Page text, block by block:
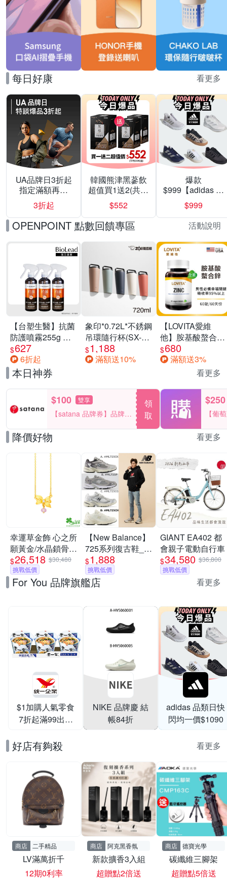
每日好康 看更多
UA品牌日3折起
指定滿額再折
200
3折起
韓國熊津黑蔘飲
超值買1送2(共24
入組)
$552
爆款
$999【adidas 愛
迪達】男/女 精選
運動鞋休閒鞋 任
選均一價
$999
OPENPOINT 點數回饋專區 活動說明
【台塑生醫】抗菌
防護噴霧255g 三
入組
$627
6折起
象印*0.72L*不銹鋼
吊環隨行杯(SX-
LA72H)
$1,188
滿額送10%
【LOVITA愛維
他】胺基酸螯合鋅
x2瓶30mg素食錠
(鋅錠)
$680
滿額送3%
本日神券 看更多
$100 雙享
【satana 品牌券】品牌週
一件折$100
領
取
$250
【葡
品滿
降價好物 看更多
幸運草金飾 心之所
願黃金/水晶鎖骨項
鍊
$26,518 $30,480
挑戰低價
【New Balance】
725系列復古鞋_中
性_多款任選
(ML725CK/ML725P/ML725CG/
(Y購/網路獨家)
$1,888
挑戰低價
GIANT EA402 都
會親子電動自行車
$34,580 $36,800
挑戰低價
For You 品牌旗艦店 看更多
$1加購人氣零食
7折起滿99出貨
NIKE 品牌慶 結
帳84折
adidas 品類日快
閃均一價$1090
好店有夠殺 看更多
商店 二手精品
LV滿萬折千
12期0利率
商店 阿克黑香氛
新款擴香3入組
超贈點2倍送
商店 德寶光學
碳纖維三腳架
超贈點5倍送